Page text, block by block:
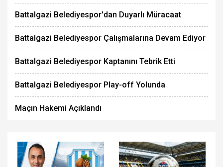
Battalgazi Belediyespor'dan Duyarlı Müracaat
Battalgazi Belediyespor Çalışmalarına Devam Ediyor
Battalgazi Belediyespor Kaptanını Tebrik Etti
Battalgazi Belediyespor Play-off Yolunda
Maçın Hakemi Açıklandı